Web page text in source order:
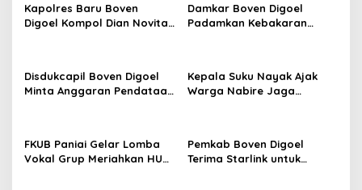
Kapolres Baru Boven
Digoel Kompol Dian Novita
Damkar Boven Digoel
Padamkan Kebakaran
Disdukcapil Boven Digoel
Minta Anggaran Pendataan
Kepala Suku Nayak Ajak
Warga Nabire Jaga
FKUB Paniai Gelar Lomba
Vokal Grup Meriahkan HUT
Pemkab Boven Digoel
Terima Starlink untuk